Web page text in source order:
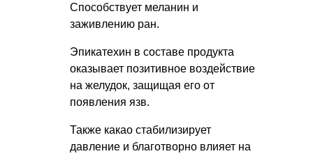
Способствует меланин и
заживлению ран.
Эпикатехин в составе продукта
оказывает позитивное воздействие
на желудок, защищая его от
появления язв.
Также какао стабилизирует
давление и благотворно влияет на